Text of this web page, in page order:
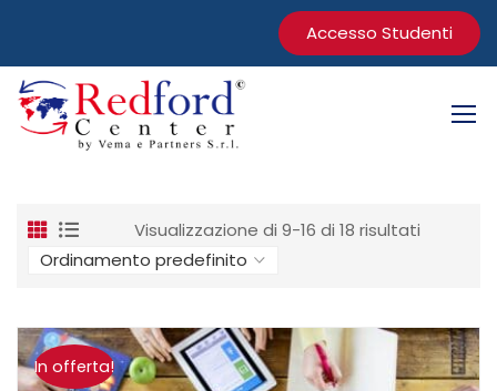
Accesso Studenti
Visualizzazione di 9-16 di 18 risultati
In offerta!